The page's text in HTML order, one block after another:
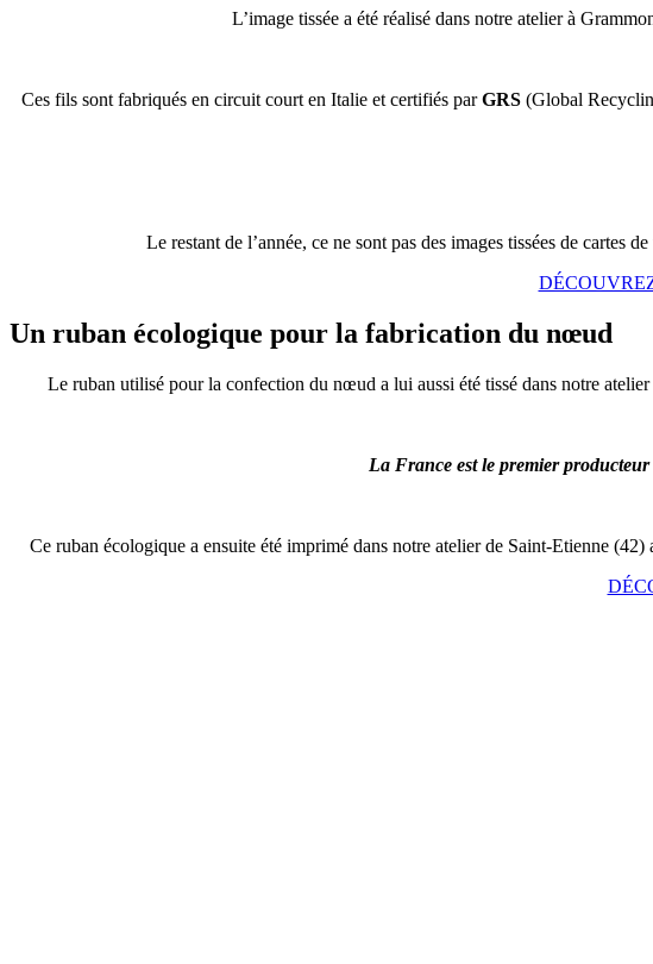
L’image tissée a été réalisé dans notre atelier à
Ces fils sont fabriqués en circuit court en Italie et certifiés parGRS(Global
Le restant de l’année, ce ne sont pas des images tissées de cartes
Un ruban écologique pour la fabrication du nœud
Le ruban utilisé pour la confection du nœud a lui aussi été tissé dans notre
La France est le premier
Ce ruban écologique a ensuite été imprimé dans notre atelier de Saint-Etienne (42)